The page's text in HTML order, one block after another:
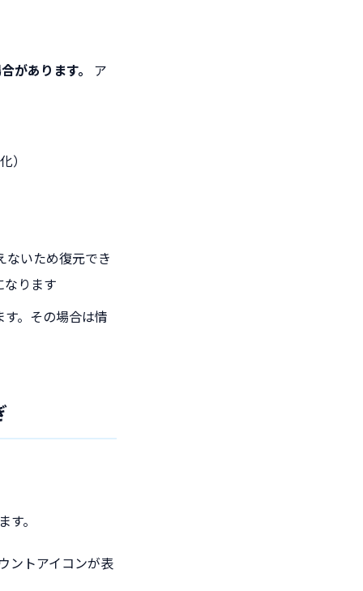
あります。
ア
）
いため復元でき
なります
。その場合は情
す。
ントアイコンが表